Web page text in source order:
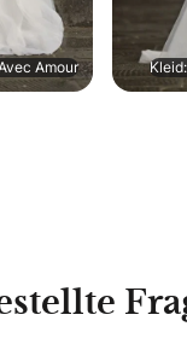
Amour